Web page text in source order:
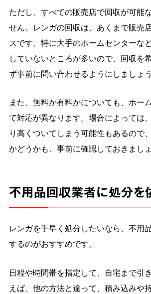
ただし、すべての販売店で回収が可能
せん。レンガの回収は、あくまで販売
スです。特に大手のホームセンターな
していないところが多いので、回収を
ず事前に問い合わせるようにしましょう
また、無料か有料かについても、ホー
て対応が異なります。場合によっては
り高くついてしまう可能性もあるので
かどうかも、事前に確認しておきましょ
不用品回収業者に処分を
レンガを手早く処分したいなら、不用
するのがおすすめです。
日程や時間帯を指定して、自宅まで引
えば、他の方法と違って、積み込みや